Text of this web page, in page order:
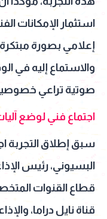
استثمار الإمكانات
إعلامي بصورة
والاستماع إليه في
صوتية تراعي خصوصية
اجتماع فني لوضع
سبق إطلاق التجربة
البسيوني، رئيس
قطاع القنوات
قناة نايل دراما،